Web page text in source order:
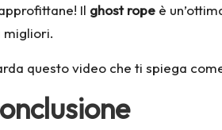
Il ghost rope è
migliori.
questo video che ti spiega